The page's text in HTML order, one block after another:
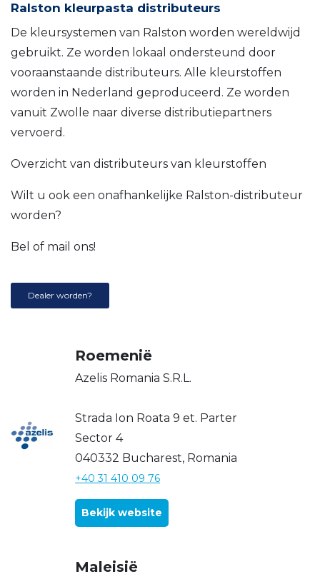
Ralston kleurpasta distributeurs
De kleursystemen van Ralston worden wereldwijd
gebruikt. Ze worden lokaal ondersteund door
vooraanstaande distributeurs. Alle kleurstoffen
worden in Nederland geproduceerd. Ze worden
vanuit Zwolle naar diverse distributiepartners
vervoerd.
Overzicht van distributeurs van kleurstoffen
Wilt u ook een onafhankelijke Ralston-distributeur
worden?
Bel of mail ons!
Dealer worden?
Roemenië
Azelis Romania S.R.L.
Strada Ion Roata 9 et. Parter
Sector 4
040332 Bucharest, Romania
+40 31 410 09 76
Bekijk website
Maleisië